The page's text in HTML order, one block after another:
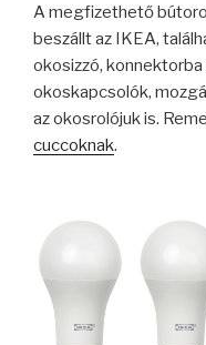
A megfizethető
beszállt az IKEA,
okosizzó,
okoskapcsolók,
az okosrolójuk is.
cuccoknak.